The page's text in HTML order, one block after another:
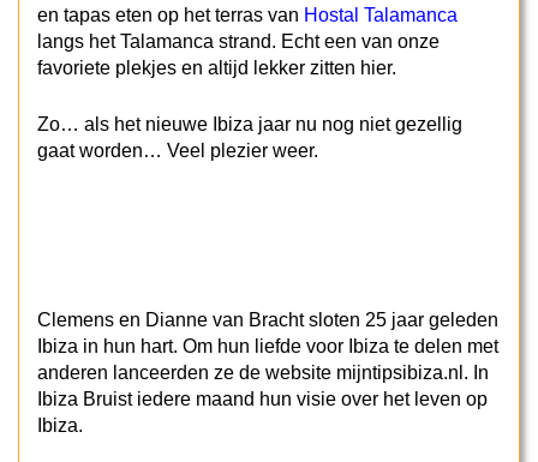
en tapas eten op het terras van Hostal Talamanca
langs het Talamanca strand. Echt een van onze
favoriete plekjes en altijd lekker zitten hier.
Zo… als het nieuwe Ibiza jaar nu nog niet gezellig
gaat worden… Veel plezier weer.
Clemens en Dianne van Bracht sloten 25 jaar geleden
Ibiza in hun hart. Om hun liefde voor Ibiza te delen met
anderen lanceerden ze de website mijntipsibiza.nl. In
Ibiza Bruist iedere maand hun visie over het leven op
Ibiza.